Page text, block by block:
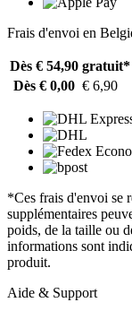
Frais d'envoi en
Dès € 54,90 gratuit*
Dès € 0,00 € 6,90
*Ces frais d'envoi se
supplémentaires
poids, de la taille ou
informations sont
produit.
Aide & Support